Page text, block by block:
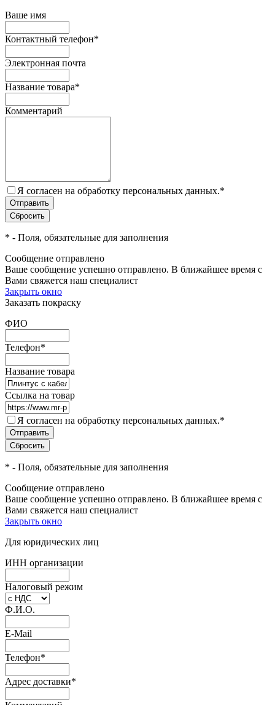
Ваше имя
Контактный телефон*
Электронная почта
Название товара*
Комментарий
Я согласен на обработку персональных данных.*
* - Поля, обязательные для заполнения
Сообщение отправлено
Ваше сообщение успешно отправлено. В ближайшее время с
Вами свяжется наш специалист
Закрыть окно
Заказать покраску
ФИО
Телефон*
Название товара
Ссылка на товар
Я согласен на обработку персональных данных.*
* - Поля, обязательные для заполнения
Сообщение отправлено
Ваше сообщение успешно отправлено. В ближайшее время с
Вами свяжется наш специалист
Закрыть окно
Для юридических лиц
ИНН организации
Налоговый режим
Ф.И.О.
E-Mail
Телефон*
Адрес доставки*